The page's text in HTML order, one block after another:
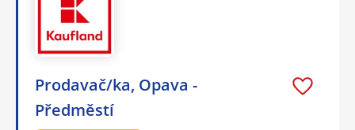
Prodavač/ka, Opava -
Předměstí